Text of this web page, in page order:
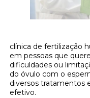
clínica de fertilização
em pessoas que
dificuldades ou
do óvulo com o
diversos tratamentos
efetivo.